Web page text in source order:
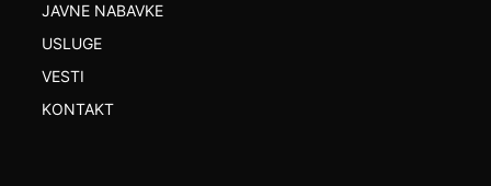
JAVNE NABAVKE
USLUGE
VESTI
KONTAKT